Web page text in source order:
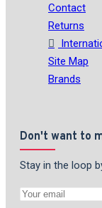
Contact
Returns
Site Map
Brands
Don't want to
Stay in the loop